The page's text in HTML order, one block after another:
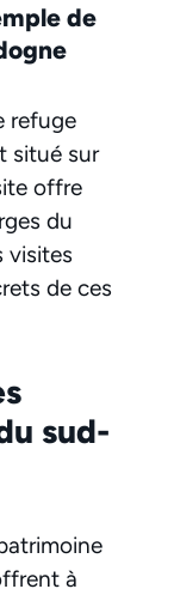
de
refuge
situé sur
offre
du
visites
de ces
sud-
à